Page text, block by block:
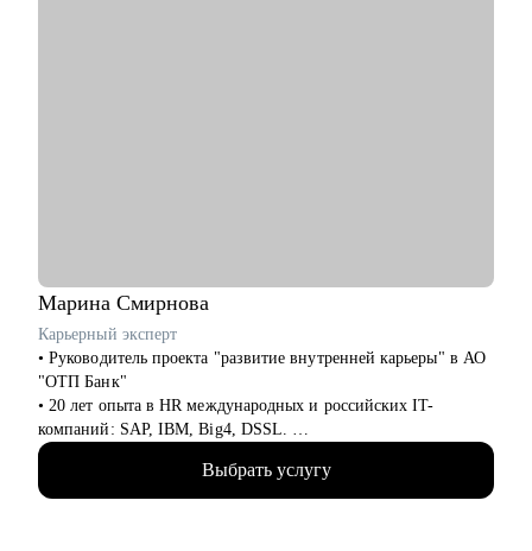
Марина Смирнова
Карьерный эксперт
• Руководитель проекта "развитие внутренней карьеры" в АО
"ОТП Банк"
• 20 лет опыта в HR международных и российских IT-
компаний: SAP, IBM, Big4, DSSL.
• 13+ лет опыта в рекрутменте от миддл до ТОП-позиций в
сферах продаж, финансов, ИТ, разработки, технического
консалтинга.
Выбрать услугу